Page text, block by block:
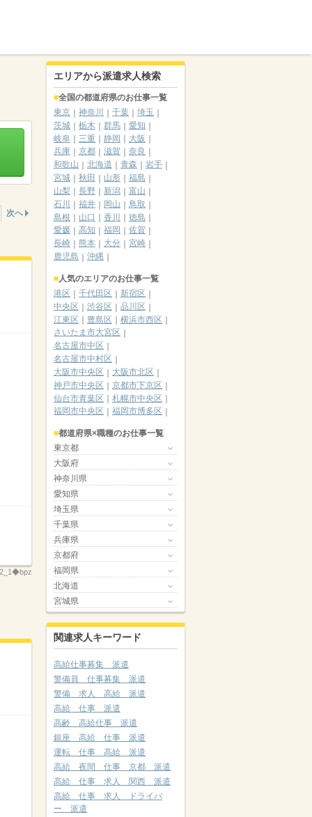
次へ
エリアから派遣求人検索
全国の都道府県のお仕事一覧
東京
神奈川 千葉
埼玉
茨城
栃木 群馬
愛知
岐阜
三重 静岡
大阪
兵庫
京都 滋賀
奈良
和歌山
北海道 青森
岩手
宮城
秋田 山形
福島
山梨
長野 新潟
富山
石川
福井 岡山
鳥取
島根
山口 香川
徳島
愛媛
高知 福岡
佐賀
長崎
熊本 大分
宮崎
鹿児島
沖縄
人気のエリアのお仕事一覧
港区
千代田区
新宿区
中央区
渋谷区
品川区
江東区
豊島区
横浜市西区
さいたま市大宮区
名古屋市中区
名古屋市中村区
大阪市中央区
大阪市北区
神戸市中央区
京都市下京区
仙台市青葉区
札幌市中央区
福岡市中央区
福岡市博多区
都道府県×職種のお仕事一覧
東京都
大阪府
神奈川県
愛知県
埼玉県
千葉県
兵庫県
京都府
福岡県
北海道
宮城県
関連求人キーワード
高給仕事募集 派遣
警備員 仕事募集 派遣
警備 求人 高給 派遣
高給 仕事 派遣
高齢 高給仕事 派遣
銀座 高給 仕事 派遣
運転 仕事 高給 派遣
高給 夜間 仕事 京都 派遣
高給 仕事 求人 関西 派遣
高給 仕事 求人 ドライバ
ー 派遣